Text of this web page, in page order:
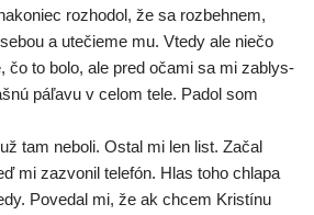
roz­ho­dol, že sa roz­beh­nem,
a ute­čie­me mu. Vtedy ale nie­čo
čo to bolo, ale pred oča­mi sa mi zablys­
páľa­vu v celom tele. Padol som
tam nebo­li. Ostal mi len list. Začal
mi zazvo­nil tele­fón. Hlas toho chla­pa
Povedal mi, že ak chcem Kristínu